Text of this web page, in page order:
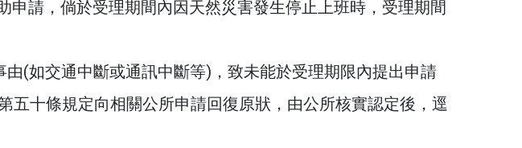
申請，倘於受理期間內因天然災害發生停止上班時，受理期間
(如交通中斷或通訊中斷等)，致未能於受理期限內提出申請
五十條規定向相關公所申請回復原狀，由公所核實認定後，逕